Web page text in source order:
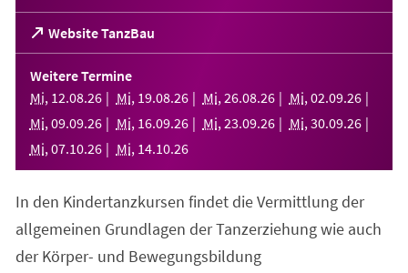
Website TanzBau
(Öffnet
in
einem
neuen
Tab)
Weitere Termine
Mi, 12.08.26 Mi, 19.08.26 Mi, 26.08.26 Mi, 02.09.26
Mi, 09.09.26 Mi, 16.09.26 Mi, 23.09.26 Mi, 30.09.26
Mi, 07.10.26 Mi, 14.10.26
In den Kindertanzkursen findet die Vermittlung der
allgemeinen Grundlagen der Tanzerziehung wie auch
der Körper- und Bewegungsbildung